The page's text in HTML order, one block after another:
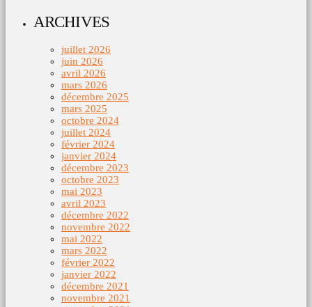
ARCHIVES
juillet 2026
juin 2026
avril 2026
mars 2026
décembre 2025
mars 2025
octobre 2024
juillet 2024
février 2024
janvier 2024
décembre 2023
octobre 2023
mai 2023
avril 2023
décembre 2022
novembre 2022
mai 2022
mars 2022
février 2022
janvier 2022
décembre 2021
novembre 2021